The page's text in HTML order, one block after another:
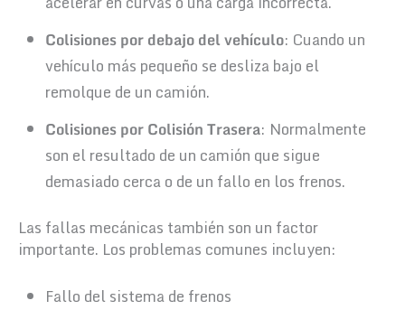
Colisiones por debajo del vehículo: Cuando un
vehículo más pequeño se desliza bajo el
remolque de un camión.
Colisiones por Colisión Trasera: Normalmente
son el resultado de un camión que sigue
demasiado cerca o de un fallo en los frenos.
Las fallas mecánicas también son un factor
importante. Los problemas comunes incluyen:
Fallo del sistema de frenos